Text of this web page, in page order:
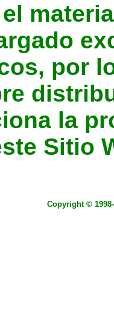
por
la
Sitio
Copyright ©